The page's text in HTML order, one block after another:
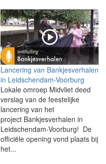
Lancering van Bankjesverhalen
in Leidschendam-Voorburg
Lokale omroep Midvliet deed
verslag van de feestelijke
lancering van het
project Bankjesverhalen in
Leidschendam-Voorburg! De
officiële opening vond plaats bij
het...